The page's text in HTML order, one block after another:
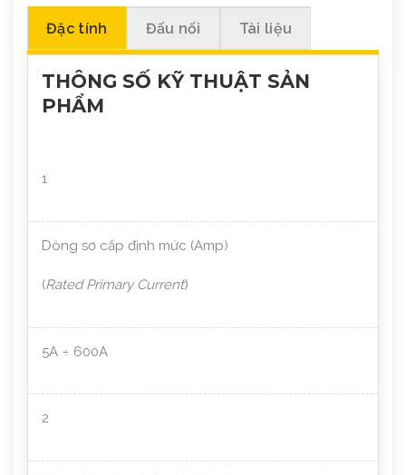
Đặc tính Đấu nối Tài liệu
THÔNG SỐ KỸ THUẬT SẢN
PHẨM
1
Dòng sơ cấp định mức (Amp)
(Rated Primary Current)
5A ÷ 600A
2